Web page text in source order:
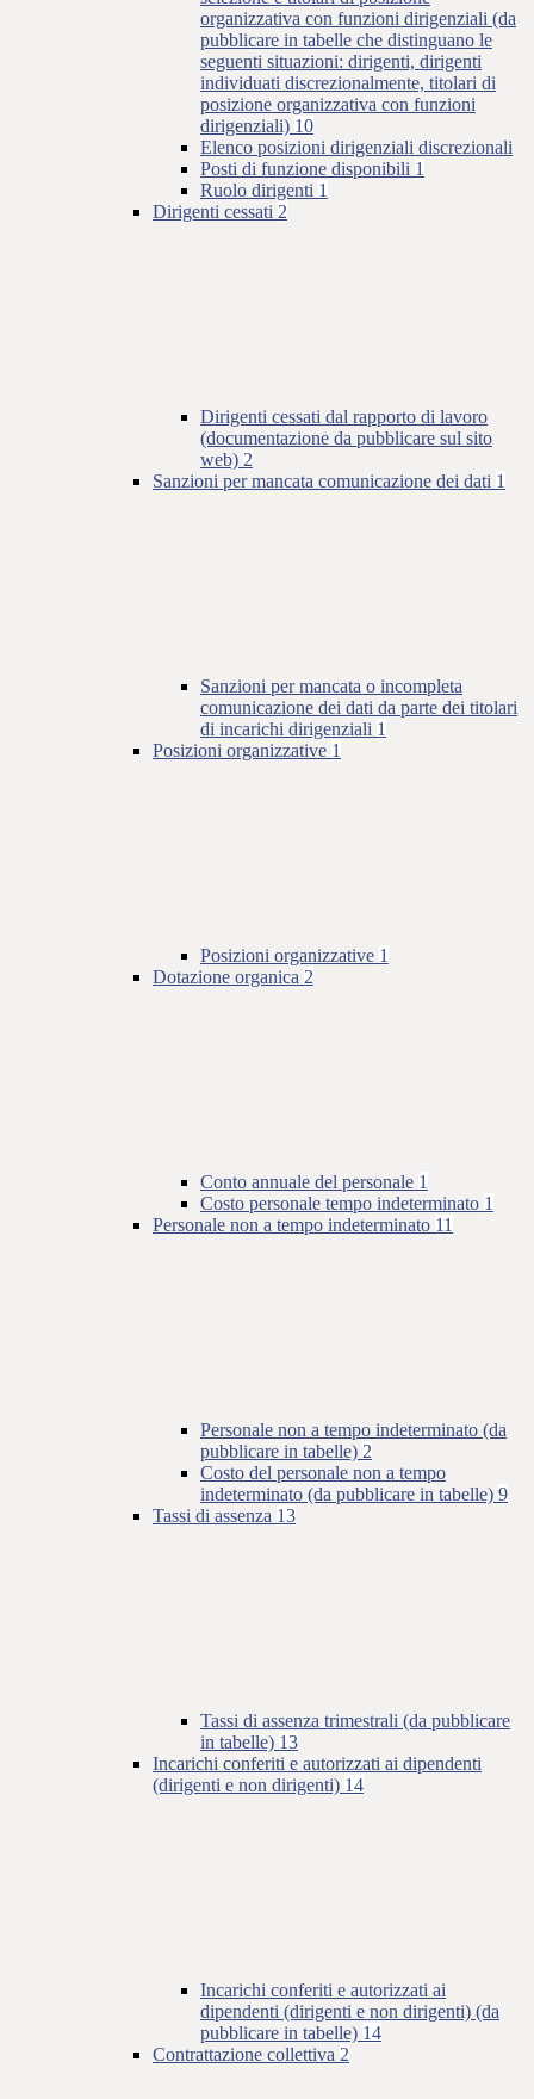
organizzativa con funzioni dirigenziali (da
pubblicare in tabelle che distinguano le
seguenti situazioni: dirigenti, dirigenti
individuati discrezionalmente, titolari di
posizione organizzativa con funzioni
dirigenziali) 10
Elenco posizioni dirigenziali discrezionali
Posti di funzione disponibili 1
Ruolo dirigenti 1
Dirigenti cessati 2
Dirigenti cessati dal rapporto di lavoro
(documentazione da pubblicare sul sito
web) 2
Sanzioni per mancata comunicazione dei dati 1
Sanzioni per mancata o incompleta
comunicazione dei dati da parte dei titolari
di incarichi dirigenziali 1
Posizioni organizzative 1
Posizioni organizzative 1
Dotazione organica 2
Conto annuale del personale 1
Costo personale tempo indeterminato 1
Personale non a tempo indeterminato 11
Personale non a tempo indeterminato (da
pubblicare in tabelle) 2
Costo del personale non a tempo
indeterminato (da pubblicare in tabelle) 9
Tassi di assenza 13
Tassi di assenza trimestrali (da pubblicare
in tabelle) 13
Incarichi conferiti e autorizzati ai dipendenti
(dirigenti e non dirigenti) 14
Incarichi conferiti e autorizzati ai
dipendenti (dirigenti e non dirigenti) (da
pubblicare in tabelle) 14
Contrattazione collettiva 2